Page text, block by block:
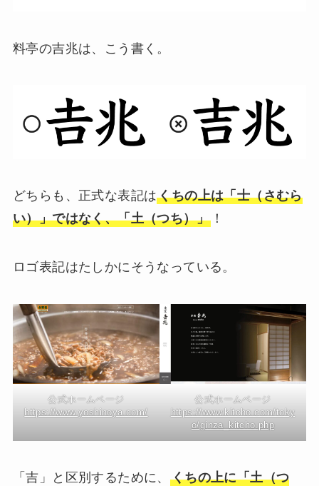
料亭の吉兆は、こう書く。
どちらも、正式な表記はくちの上は「士（さむら
い）」ではなく、「土（つち）」！
ロゴ表記はたしかにそうなっている。
公式ホームページ
https://www.yoshinoya.com/
公式ホームページ
https://www.kitcho.com/toky
o/ginza_kitcho.php
「吉」と区別するために、 くちの上に「土（つ